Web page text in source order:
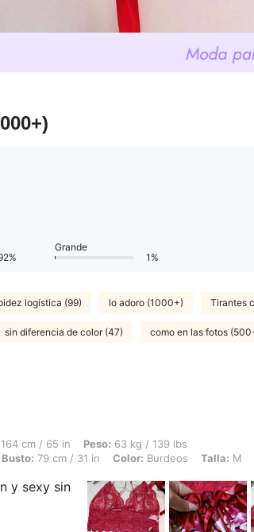
Grande
1%
logística (99) lo adoro (1000+) Tirantes
sin diferencia de color (47) como en las fotos
in, Peso: 63 kg / 139 lbs, Caderas: 107 cm / 42 in,
164 cm / 65 in Peso: 63 kg / 139 lbs
Busto: 79 cm / 31 in Color: Burdeos Talla: M
y sexy sin